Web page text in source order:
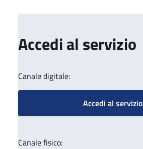
Accedi al servizio
Canale digitale:
Accedi al servizio
Canale fisico: